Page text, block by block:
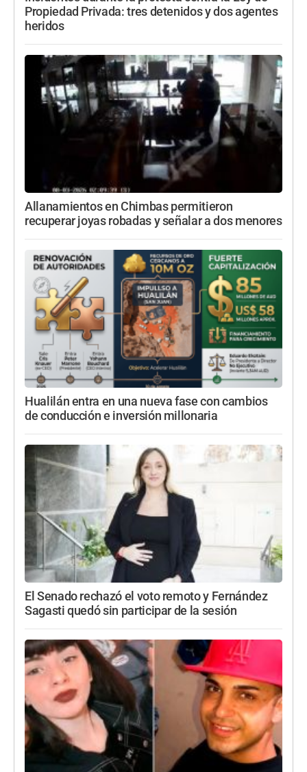
Propiedad Privada: tres detenidos y dos agentes
heridos
Allanamientos en Chimbas permitieron
recuperar joyas robadas y señalar a dos menores
Hualilán entra en una nueva fase con cambios
de conducción e inversión millonaria
El Senado rechazó el voto remoto y Fernández
Sagasti quedó sin participar de la sesión